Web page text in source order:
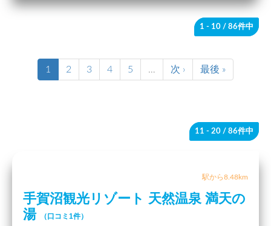
1 - 10 / 86件中
1 2 3 4 5 … 次 › 最後 »
11 - 20 / 86件中
駅から8.48km
手賀沼観光リゾート 天然温泉 満天の
湯
（口コミ1件）